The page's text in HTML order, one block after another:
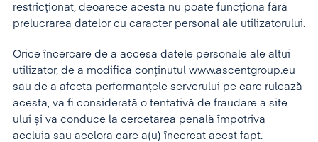
restricționat, deoarece acesta nu poate funcționa fără
prelucrarea datelor cu caracter personal ale utilizatorului.
Orice încercare de a accesa datele personale ale altui
utilizator, de a modifica conținutul www.ascentgroup.eu
sau de a afecta performanțele serverului pe care rulează
acesta, va fi considerată o tentativă de fraudare a site-
ului și va conduce la cercetarea penală împotriva
aceluia sau acelora care a(u) încercat acest fapt.